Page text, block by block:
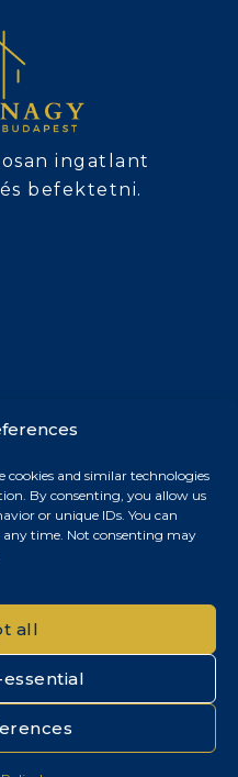
cookies and similar technologies
By consenting, you allow us
or unique IDs. You can
time. Not consenting may
all
ingatlant
befektetni.
Minden jog fenntartva.
szabályzat